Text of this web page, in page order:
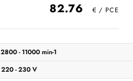
82.76
2800 - 11000 min-1
220 - 230 V